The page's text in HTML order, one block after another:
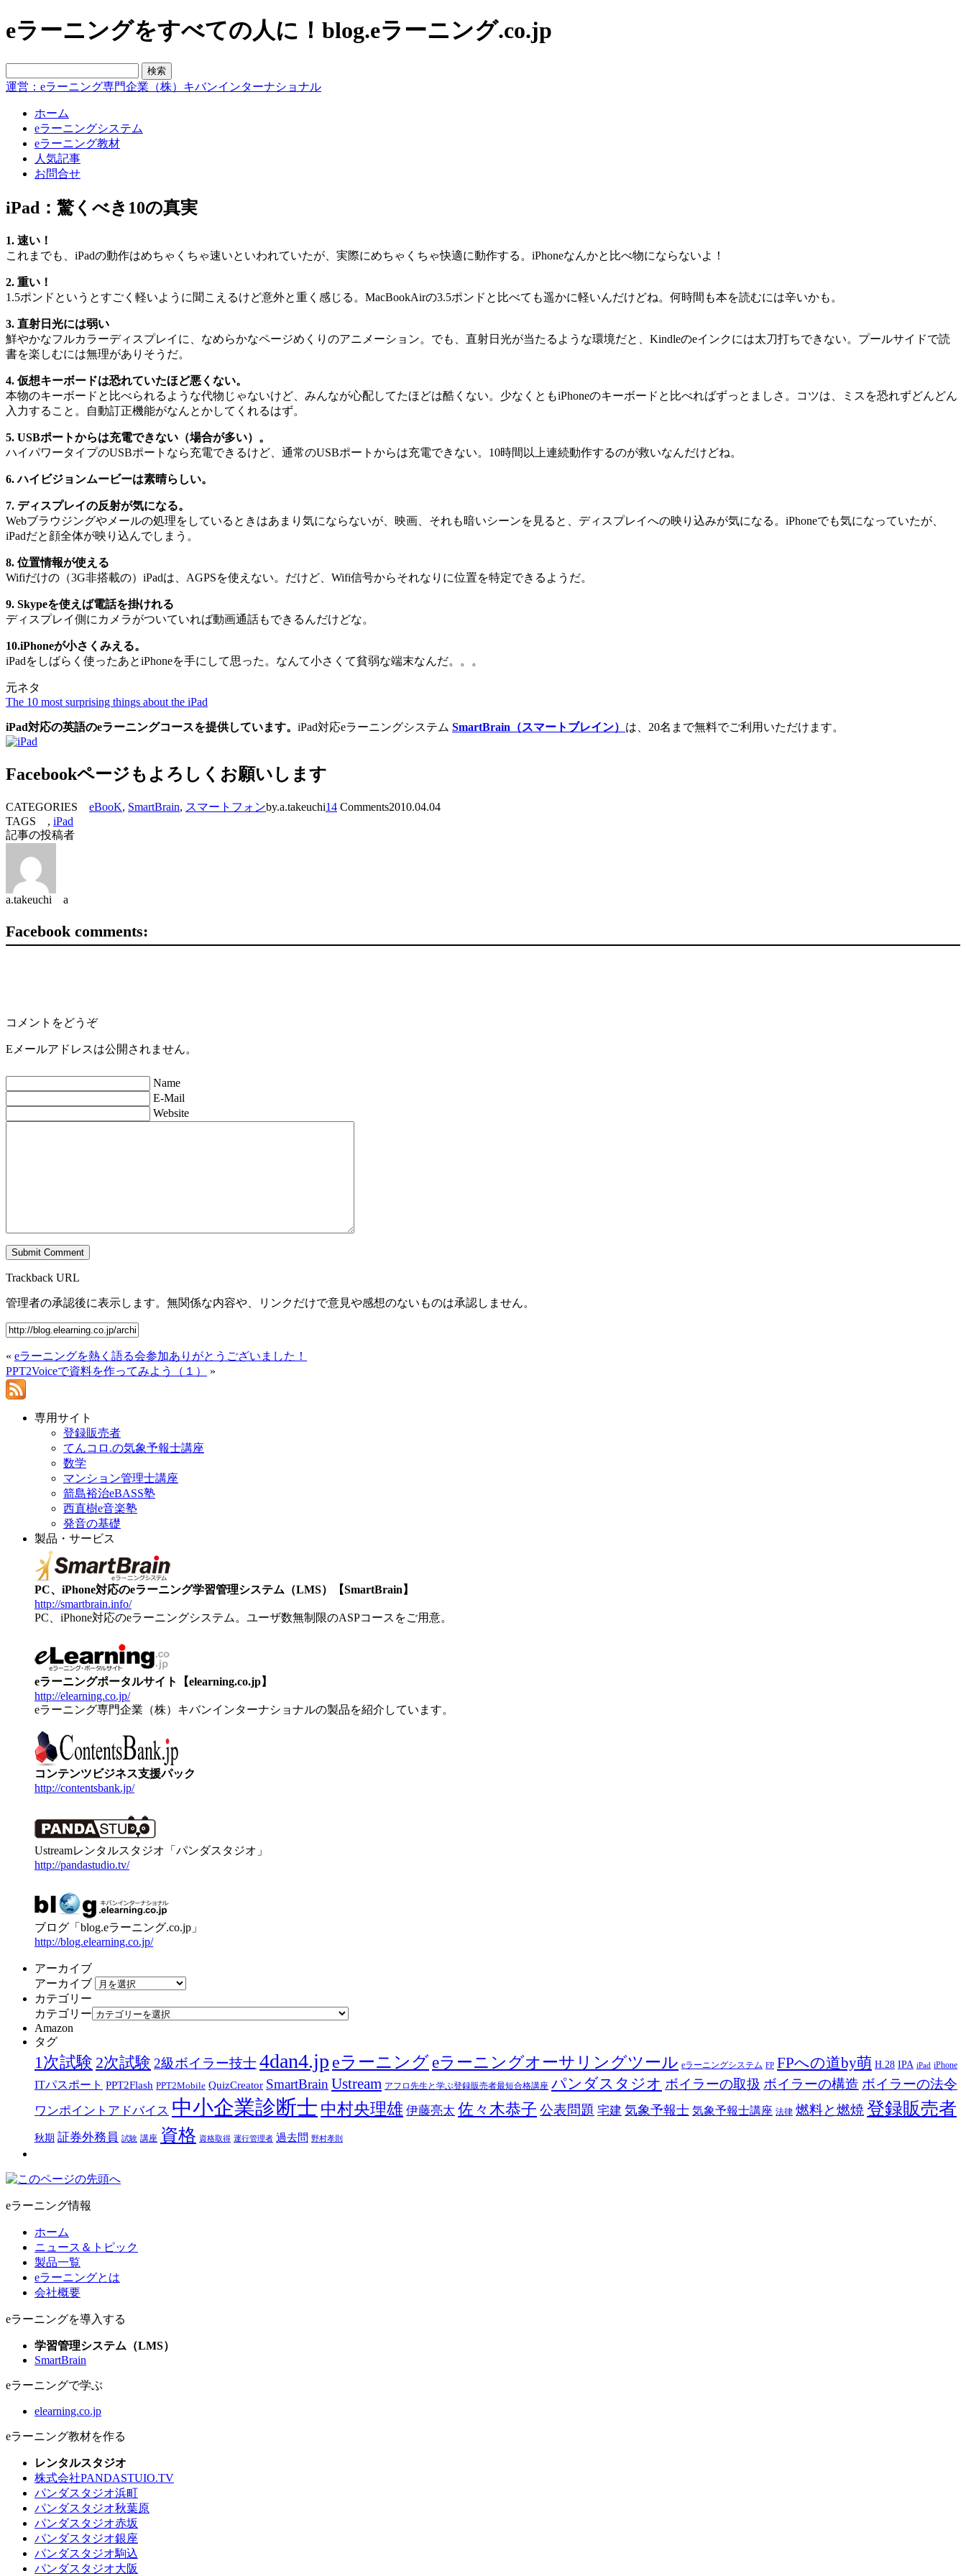
eラーニングをすべての人に！blog.eラーニング.co.jp
運営：eラーニング専門企業（株）キバンインターナショナル
ホーム
eラーニングシステム
eラーニング教材
人気記事
お問合せ
iPad：驚くべき10の真実
1. 速い！
これまでも、iPadの動作はめちゃくちゃ速いといわれていたが、実際にめちゃくちゃ快適に動作する。iPhoneなんかと比べ物にならないよ！
2. 重い！
1.5ポンドというとすごく軽いように聞こえるけど意外と重く感じる。MacBookAirの3.5ポンドと比べても遥かに軽いんだけどね。何時間も本を読むには辛いかも。
3. 直射日光には弱い
鮮やかなフルカラーディスプレイに、なめらかなページめくりのアニメーション。でも、直射日光が当たるような環境だと、Kindleのeインクには太刀打ちできない。プールサイドで読
書を楽しむには無理がありそうだ。
4. 仮想キーボードは恐れていたほど悪くない。
本物のキーボードと比べられるような代物じゃないけど、みんなが心配してたほどは酷くない。少なくともiPhoneのキーボードと比べればずっとましさ。コツは、ミスを恐れずどんどん
入力すること。自動訂正機能がなんとかしてくれるはず。
5. USBポートからは充電できない（場合が多い）。
ハイパワータイプのUSBポートなら充電できるけど、通常のUSBポートからは充電できない。10時間以上連続動作するのが救いなんだけどね。
6. ハイビジョンムービーは素晴らしい。
7. ディスプレイの反射が気になる。
Webブラウジングやメールの処理をしているときはあまり気にならないが、映画、それも暗いシーンを見ると、ディスプレイへの映り込みが気になる。iPhoneでも気になっていたが、
iPadだと顔全体が映り込んでしまう。
8. 位置情報が使える
Wifiだけの（3G非搭載の）iPadは、AGPSを使えない。だけど、Wifi信号からそれなりに位置を特定できるようだ。
9. Skypeを使えば電話を掛けれる
ディスプレイ側にカメラがついていれば動画通話もできるんだけどな。
10.iPhoneが小さくみえる。
iPadをしばらく使ったあとiPhoneを手にして思った。なんて小さくて貧弱な端末なんだ。。。
元ネタ
The 10 most surprising things about the iPad
iPad対応の英語のeラーニングコースを提供しています。 iPad対応eラーニングシステム SmartBrain（スマートブレイン） は、20名まで無料でご利用いただけます。
Facebookページもよろしくお願いします
CATEGORIES eBooK, SmartBrain, スマートフォンby.a.takeuchi14 Comments2010.04.04
TAGS , iPad
記事の投稿者
a.takeuchi a
Facebook comments:
コメントをどうぞ
Eメールアドレスは公開されません。
Name
E-Mail
Website
Trackback URL
管理者の承認後に表示します。無関係な内容や、リンクだけで意見や感想のないものは承認しません。
« eラーニングを熱く語る会参加ありがとうございました！
PPT2Voiceで資料を作ってみよう（１）
»
専用サイト
登録販売者
てんコロ.の気象予報士講座
数学
マンション管理士講座
箭島裕治eBASS塾
西直樹e音楽塾
発音の基礎
製品・サービス
PC、iPhone対応のeラーニング学習管理システム（LMS）【SmartBrain】
http://smartbrain.info/
PC、iPhone対応のeラーニングシステム。ユーザ数無制限のASPコースをご用意。
eラーニングポータルサイト【elearning.co.jp】
http://elearning.co.jp/
eラーニング専門企業（株）キバンインターナショナルの製品を紹介しています。
コンテンツビジネス支援パック
http://contentsbank.jp/
Ustreamレンタルスタジオ「パンダスタジオ」
http://pandastudio.tv/
ブログ「blog.eラーニング.co.jp」
http://blog.elearning.co.jp/
アーカイブ
アーカイブ
カテゴリー
カテゴリー
Amazon
タグ
1次試験 2次試験 2級ボイラー技士4dan4.jp eラーニング eラーニングオーサリングツール eラーニングシステム FP FPへの道by萌 H.28 IPA iPad iPhone
ITパスポート PPT2Flash PPT2Mobile QuizCreator SmartBrain Ustream アフロ先生と学ぶ登録販売者最短合格講座 パンダスタジオ ボイラーの取扱 ボイラーの構造 ボイラーの法令
ワンポイントアドバイス 中小企業診断士 中村央理雄 伊藤亮太 佐々木恭子 公表問題 宅建 気象予報士 気象予報士講座 法律 燃料と燃焼 登録販売者
秋期 証券外務員 試験 講座 資格 資格取得 運行管理者 過去問 野村孝則
eラーニング情報
ホーム
ニュース＆トピック
製品一覧
eラーニングとは
会社概要
eラーニングを導入する
学習管理システム（LMS）
SmartBrain
eラーニングで学ぶ
elearning.co.jp
eラーニング教材を作る
レンタルスタジオ
株式会社PANDASTUIO.TV
パンダスタジオ浜町
パンダスタジオ秋葉原
パンダスタジオ赤坂
パンダスタジオ銀座
パンダスタジオ駒込
パンダスタジオ大阪